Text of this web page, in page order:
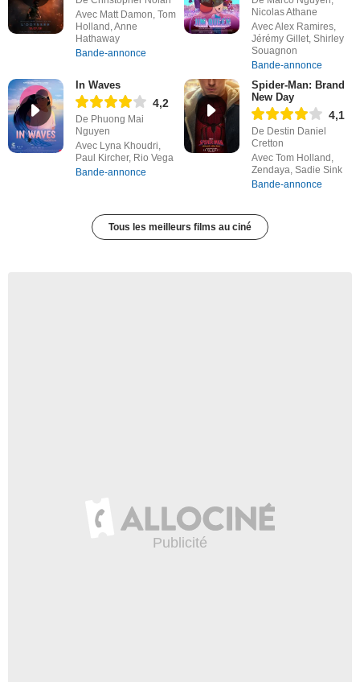
Avec Matt Damon, Tom
Holland, Anne
Hathaway
Bande-annonce
Nicolas Athane
Avec Alex Ramires,
Jérémy Gillet, Shirley
Souagnon
Bande-annonce
In Waves
4,2
De Phuong Mai
Nguyen
Avec Lyna Khoudri,
Paul Kircher, Rio Vega
Bande-annonce
Spider-Man: Brand
New Day
4,1
De Destin Daniel
Cretton
Avec Tom Holland,
Zendaya, Sadie Sink
Bande-annonce
Tous les meilleurs films au ciné